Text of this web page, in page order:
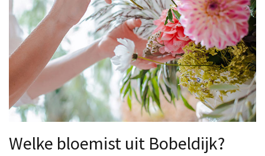
Welke bloemist uit Bobeldijk?